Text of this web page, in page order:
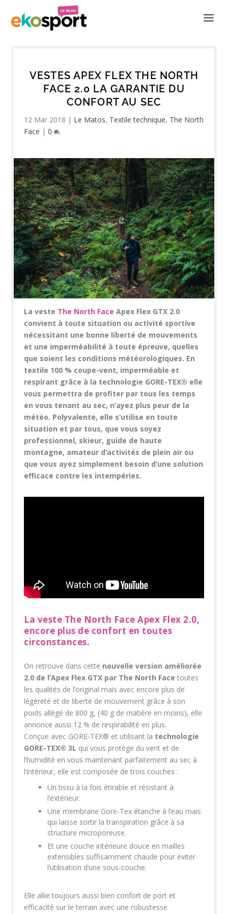
VESTES APEX FLEX THE NORTH
FACE 2.0 LA GARANTIE DU
CONFORT AU SEC
12 Mar 2018 | Le Matos, Textile technique, The North
Face |0
La veste The North Face Apex Flex GTX 2.0
convient à toute situation ou activité sportive
nécessitant une bonne liberté de mouvements
et une imperméabilité à toute épreuve, quelles
que soient les conditions météorologiques. En
textile 100 % coupe-vent, imperméable et
respirant grâce à la technologie GORE-TEX® elle
vous permettra de profiter par tous les temps
en vous tenant au sec, n’ayez plus peur de la
météo. Polyvalente, elle s’utilise en toute
situation et par tous, que vous soyez
professionnel, skieur, guide de haute
montagne, amateur d’activités de plein air ou
que vous ayez simplement besoin d’une solution
efficace contre les intempéries.
La veste The North Face Apex Flex 2.0,
encore plus de confort en toutes
circonstances.
On retrouve dans cette nouvelle version améliorée
2.0 de l’Apex Flex GTX par The North Face toutes
les qualités de l’original mais avec encore plus de
légèreté et de liberté de mouvement grâce à son
poids allégé de 800 g, (40 g de matière en moins), elle
annonce aussi 12 % de respirabilité en plus.
Conçue avec GORE-TEX® et utilisant la technologie
GORE-TEX® 3L qui vous protège du vent et de
l’humidité en vous maintenant parfaitement au sec à
l’intérieur, elle est composée de trois couches :
Un tissu à la fois étirable et résistant à
l’extérieur.
Une membrane Gore-Tex étanche à l’eau mais
qui laisse sortir la transpiration grâce à sa
structure microporeuse.
Et une couche intérieure douce en mailles
extensibles suffisamment chaude pour éviter
l’utilisation d’une sous-couche.
Elle allie toujours aussi bien confort de port et
efficacité sur le terrain avec une robustesse